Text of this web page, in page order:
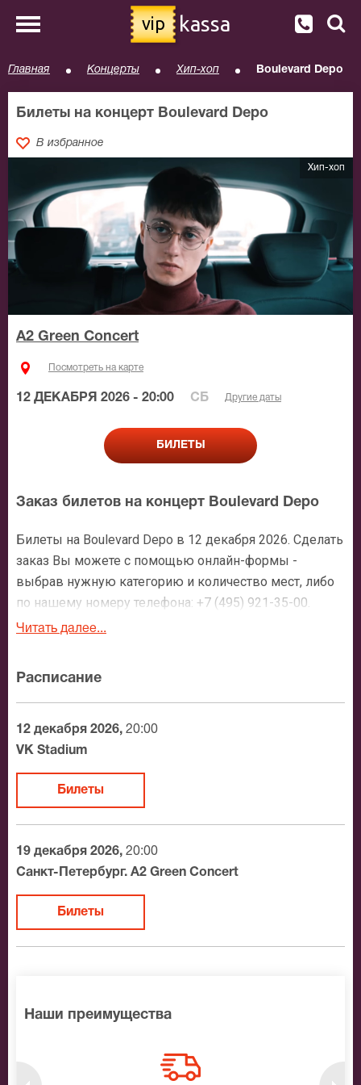
vip kassa
Главная Концерты Хип-хоп Boulevard Depo
Билеты на концерт Boulevard Depo
В избранное
Хип-хоп
A2 Green Concert
Посмотреть на карте
12 ДЕКАБРЯ 2026 - 20:00 СБ Другие даты
БИЛЕТЫ
Заказ билетов на концерт Boulevard Depo
Билеты на Boulevard Depo в 12 декабря 2026. Сделать
заказ Вы можете с помощью онлайн-формы -
выбрав нужную категорию и количество мест, либо
по нашему номеру телефона: +7 (495) 921-35-00.
После оформления заявки с Вами свяжется
зрительном зале, о том как заказать билет и утвердит
адрес доставки.
Официальные билеты на Boulevard Depo
После бронирования билетов, ожидайте доставку по
Москве в течение не более 2-х часов. Бесплатная
доставка билетов осуществляется в пределах МКАД
возле метро или в пешей доступности. Оплатить
заказ Вы можете с помощью:
Банковской картой
Наличными
Связной
На нашем сайте всегда большой выбор билетов в
Читать далее...
Расписание
12 декабря 2026, 20:00
VK Stadium
Билеты
19 декабря 2026, 20:00
Санкт-Петербург. A2 Green Concert
Билеты
Наши преимущества